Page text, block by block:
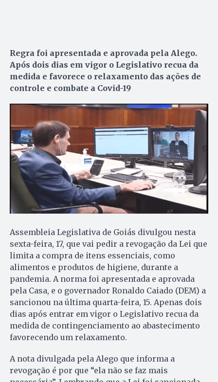
Regra foi apresentada e aprovada pela Alego.
Após dois dias em vigor o Legislativo recua da
medida e favorece o relaxamento das ações de
controle e combate a Covid-19
Assembleia Legislativa de Goiás divulgou nesta
sexta-feira, 17, que vai pedir a revogação da Lei que
limita a compra de itens essenciais, como
alimentos e produtos de higiene, durante a
pandemia. A norma foi apresentada e aprovada
pela Casa, e o governador Ronaldo Caiado (DEM) a
sancionou na última quarta-feira, 15. Apenas dois
dias após entrar em vigor o Legislativo recua da
medida de contingenciamento ao abastecimento
favorecendo um relaxamento.
A nota divulgada pela Alego que informa a
revogação é por que “ela não se faz mais